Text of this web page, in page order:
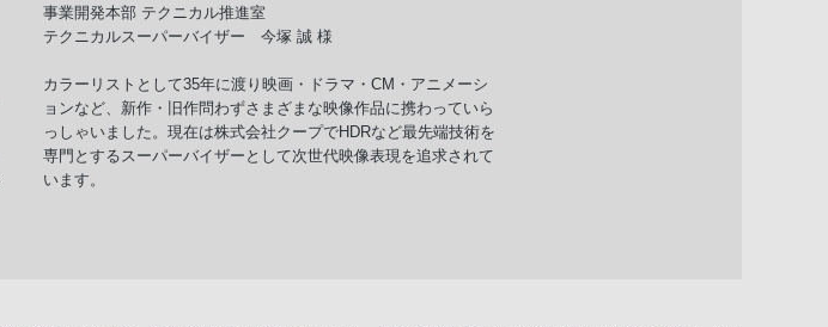
事業開発本部 テクニカル推進室
テクニカルスーパーバイザー 今塚 誠 様
カラーリストとして35年に渡り映画・ドラマ・CM・アニメーシ
ョンなど、新作・旧作問わずさまざまな映像作品に携わっていら
っしゃいました。現在は株式会社クープでHDRなど最先端技術を
専門とするスーパーバイザーとして次世代映像表現を追求されて
います。